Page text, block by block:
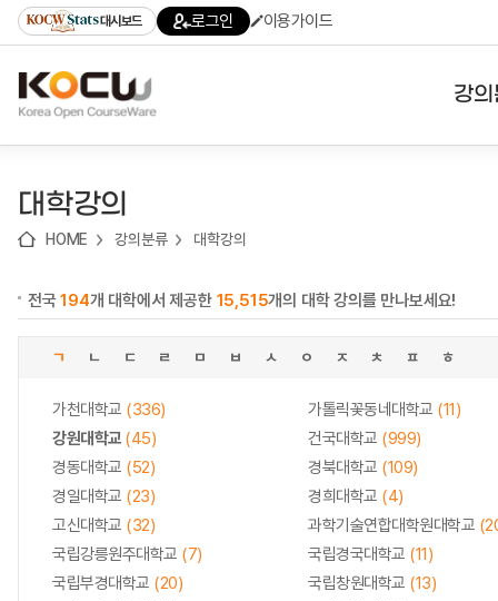
기
기
기
content)
가
대시보드 로그인 이용가이드
강
대학강의
HOME 강의분류 대학강의
전국194개 대학에서 제공한 15,515개의 대학 강의를 만나보세요!
ㄱ ㄴ ㄷ ㄹ ㅁ ㅂ ㅅ ㅇ ㅈ ㅊ ㅍ ㅎ
가천대학교 (336) 가톨릭꽃동네대학교 (11)
강원대학교(45) 건국대학교 (999)
경동대학교 (52) 경북대학교 (109)
경일대학교 (23) 경희대학교 (4)
고신대학교 (32) 과학기술연합대학원대학교
국립강릉원주대학교 (7) 국립경국대학교 (11)
국립부경대학교 (20) 국립창원대학교 (13)